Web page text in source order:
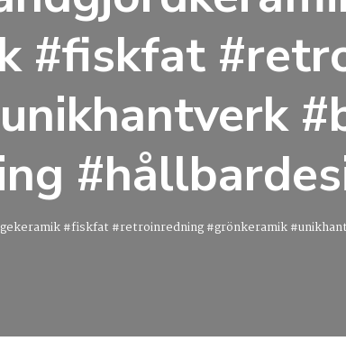
#fiskfat
#fiskfat #retroinredning #grönkeramik